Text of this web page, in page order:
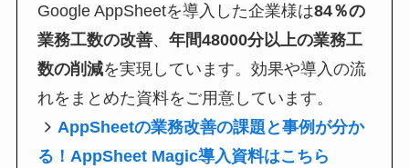
Google AppSheetを導入した企業様は84％の
業務工数の改善、年間48000分以上の業務工
数の削減を実現しています。効果や導入の流
れをまとめた資料をご用意しています。
AppSheetの業務改善の課題と事例が分か
る！AppSheet Magic導入資料はこちら